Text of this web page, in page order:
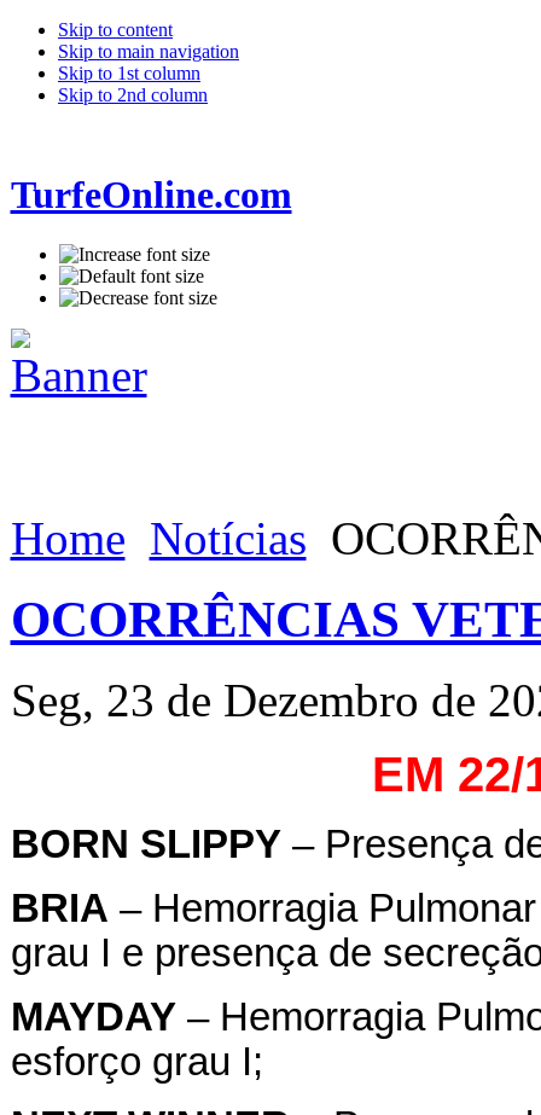
Skip to content
Skip to main navigation
Skip to 1st column
Skip to 2nd column
TurfeOnline.com
Home Notícias
OCORRÊNCIAS
Seg, 23 de Dezembro de
EM 22/
BORN SLIPPY– Presença
BRIA – Hemorragia
grau I e presença de
MAYDAY– Hemorragia
esforço grau I;